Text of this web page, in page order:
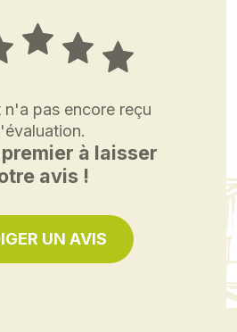
n'a pas encore reçu
à laisser
avis !
UN AVIS